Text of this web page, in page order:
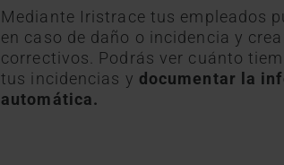
Mediante Iristrace tus empleados
en caso de daño o incidencia y
correctivos. Podrás ver cuánto
tus incidencias y documentar la
automática.